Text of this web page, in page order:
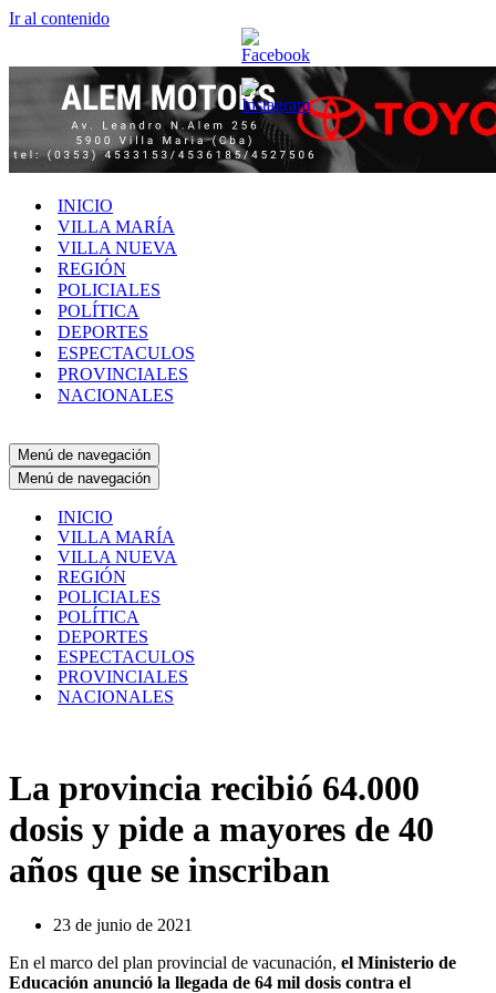
Ir al contenido
INICIO
VILLA MARÍA
VILLA NUEVA
REGIÓN
POLICIALES
POLÍTICA
DEPORTES
ESPECTACULOS
PROVINCIALES
NACIONALES
Menú de navegación
Menú de navegación
INICIO
VILLA MARÍA
VILLA NUEVA
REGIÓN
POLICIALES
POLÍTICA
DEPORTES
ESPECTACULOS
PROVINCIALES
NACIONALES
La provincia recibió 64.000
dosis y pide a mayores de 40
años que se inscriban
23 de junio de 2021
En el marco del plan provincial de vacunación, el Ministerio de
Educación anunció la llegada de 64 mil dosis contra el